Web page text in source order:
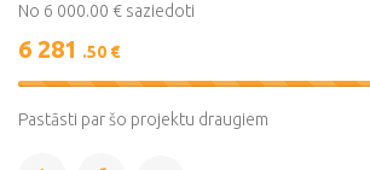
No 6 000.00 € saziedoti
6 281 .50 €
105%
Pastāsti par šo projektu draugiem